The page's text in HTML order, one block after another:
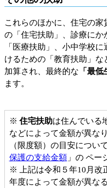
これらのほかに、住宅の
の「住宅扶助」、診療に
「医療扶助」、小中学校
けるための「教育扶助」
加算され、最終的な 「最
ます。
※住宅扶助は住んでいる
などによって金額が異な
（限度額）の目安につい
保護の支給金額」の ペー
※ 上記は令和５年10月改
年度によって金額が異な